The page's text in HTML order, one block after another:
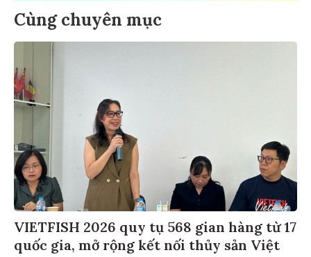
Cùng chuyên mục
VIETFISH 2026 quy tụ 568 gian hàng từ 17
quốc gia, mở rộng kết nối thủy sản Việt